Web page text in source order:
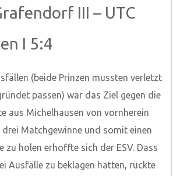
III – UTC
I 5:4
(beide Prinzen mussten verletzt
passen) war das Ziel gegen die
aus Michelhausen von vornherein
Matchgewinne und somit einen
zu holen erhoffte sich der ESV. Dass
Ausfälle zu beklagen hatten, rückte